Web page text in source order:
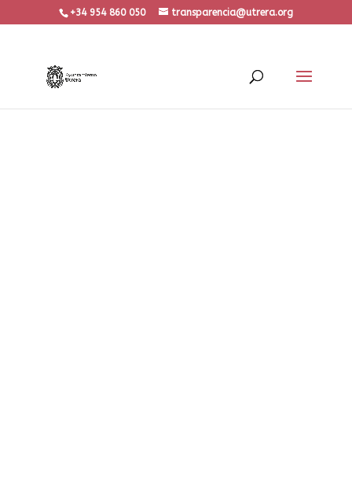
+34 954 860 050 transparencia@utrera.org